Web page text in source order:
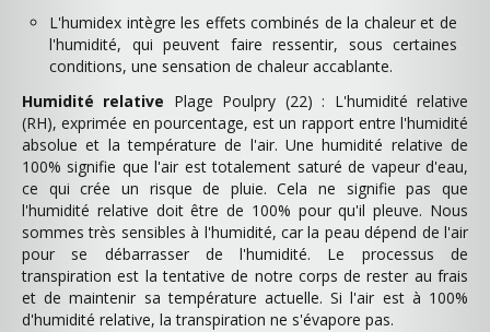
L'humidex intègre les effets combinés de la chaleur et de
l'humidité, qui peuvent faire ressentir, sous certaines
conditions, une sensation de chaleur accablante.
Humidité relative Plage Poulpry (22) : L'humidité relative
(RH), exprimée en pourcentage, est un rapport entre l'humidité
absolue et la température de l'air. Une humidité relative de
100% signifie que l'air est totalement saturé de vapeur d'eau,
ce qui crée un risque de pluie. Cela ne signifie pas que
l'humidité relative doit être de 100% pour qu'il pleuve. Nous
sommes très sensibles à l'humidité, car la peau dépend de l'air
pour se débarrasser de l'humidité. Le processus de
transpiration est la tentative de notre corps de rester au frais
et de maintenir sa température actuelle. Si l'air est à 100%
d'humidité relative, la transpiration ne s'évapore pas.